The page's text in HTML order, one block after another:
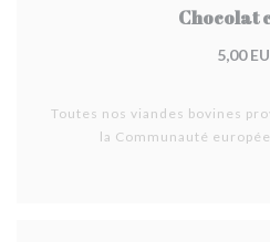
Chocolat
5,00
Toutes nos viandes bovines
la Communauté